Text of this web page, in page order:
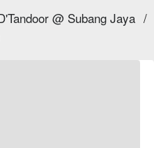
@ Subang Jaya /